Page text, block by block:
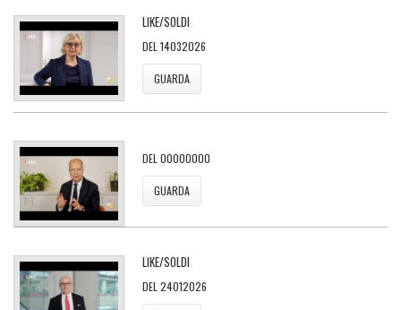
LIKE/SOLDI
DEL 14032026
GUARDA
DEL 00000000
GUARDA
LIKE/SOLDI
DEL 24012026